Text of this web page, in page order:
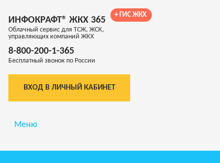
ИНФОКРАФТ® ЖКХ 365
Облачный сервис для ТСЖ, ЖСК,
управляющих компаний ЖКХ
+ ГИС ЖКХ
8-800-200-1-365
Бесплатный звонок по России
ВХОД В ЛИЧНЫЙ КАБИНЕТ
Меню